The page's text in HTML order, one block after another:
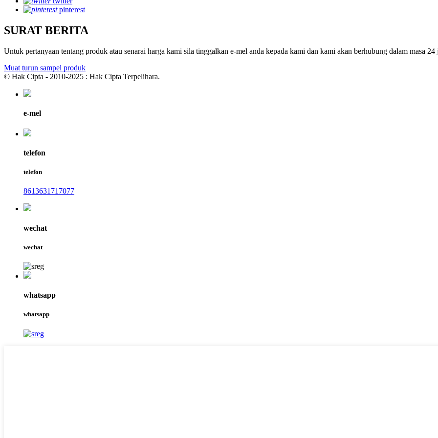
pinterest
SURAT BERITA
Untuk pertanyaan tentang produk atau senarai harga kami sila tinggalkan e-mel anda kepada kami dan kami akan berhubung dalam masa 24
Muat turun sampel produk
© Hak Cipta - 2010-2025 : Hak Cipta Terpelihara.
e-mel
telefon
telefon
8613631717077
wechat
wechat
whatsapp
whatsapp